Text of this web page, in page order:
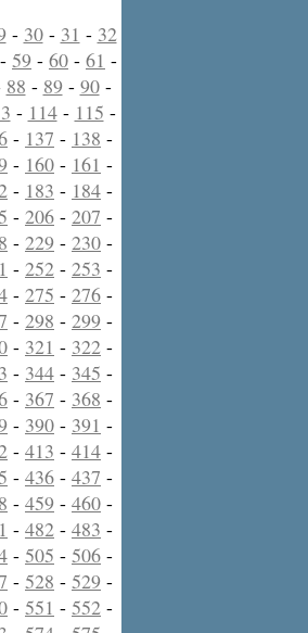
- 30- 31 - 32
- 59 - 60 - 61 -
88 - 89- 90-
- 114- 115 -
- 137 - 138 -
- 160 - 161 -
- 183 - 184 -
- 206 - 207 -
- 229 - 230 -
- 252 - 253 -
- 275 - 276 -
- 298 - 299 -
- 321 - 322 -
- 344 - 345 -
- 367 - 368 -
- 390 - 391 -
- 413 - 414 -
- 436 - 437 -
- 459 - 460 -
- 482 - 483 -
- 505 - 506 -
- 528 - 529 -
- 551 - 552 -